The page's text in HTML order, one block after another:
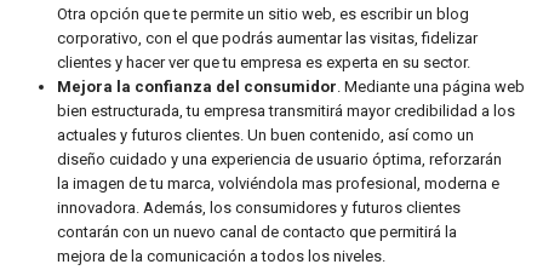
Otra opción que te permite un sitio web, es escribir un blog
corporativo, con el que podrás aumentar las visitas, fidelizar
clientes y hacer ver que tu empresa es experta en su sector.
Mejora la confianza del consumidor. Mediante una página web
bien estructurada, tu empresa transmitirá mayor credibilidad a los
actuales y futuros clientes. Un buen contenido, así como un
diseño cuidado y una experiencia de usuario óptima, reforzarán
la imagen de tu marca, volviéndola mas profesional, moderna e
innovadora. Además, los consumidores y futuros clientes
contarán con un nuevo canal de contacto que permitirá la
mejora de la comunicación a todos los niveles.